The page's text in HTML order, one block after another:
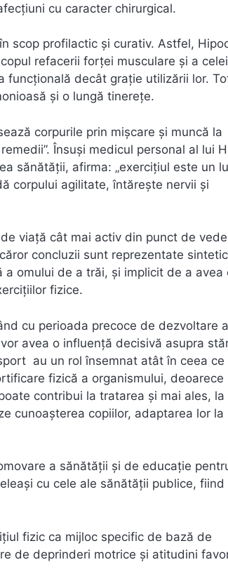
cu caracter chirurgical.
scop profilactic și curativ. Astfel,
refacerii forței musculare și a celei
funcțională decât grație utilizării lor.
și o lungă tinerețe.
corpurile prin mișcare și muncă la
Însuși medicul personal al lui
sănătății, afirma: „exercițiul este un
corpului agilitate, întărește nervii și
viață cât mai activ din punct de
concluzii sunt reprezentate
a omului de a trăi, și implicit de a avea
fizice.
cu perioada precoce de dezvoltare a
avea o influență decisivă asupra
au un rol însemnat atât în ceea ce
fizică a organismului, deoarece
contribui la tratarea și mai ales, la
cunoașterea copiilor, adaptarea lor la
a sănătății și de educație
cu cele ale sănătății publice, fiind
fizic ca mijloc specific de bază de
de deprinderi motrice și atitudini